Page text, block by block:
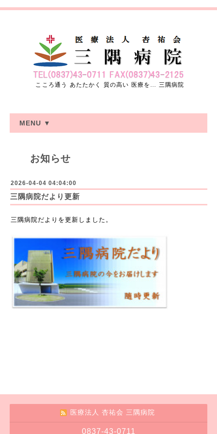
こころ通う あたたかく 質の高い 医療を… 三隅病院
MENU ▼
お知らせ
2026-04-04 04:04:00
三隅病院だより更新
三隅病院だよりを更新しました。
医療法人 杏祐会 三隅病院
0837-43-0711